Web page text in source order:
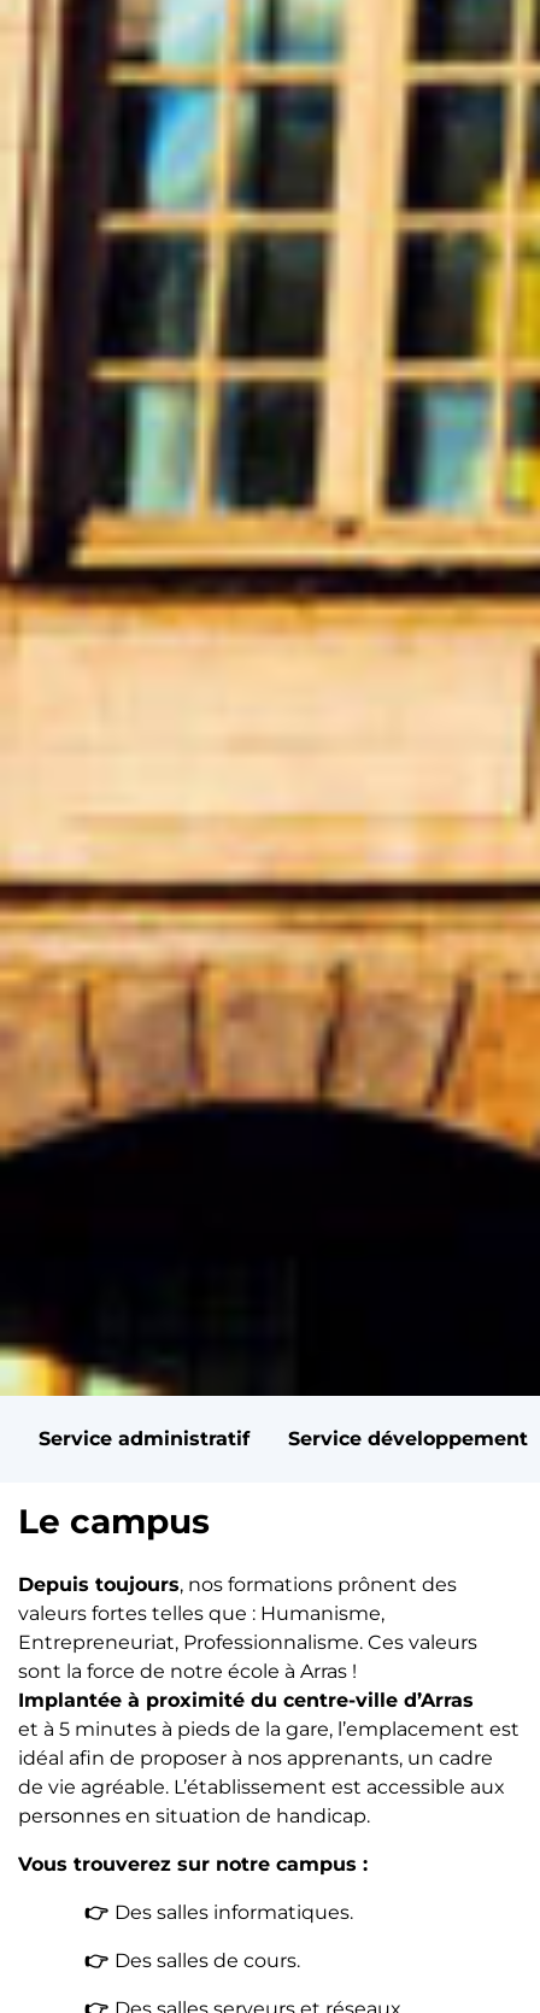
Service administratif Service développement
Le campus
Depuis toujours, nos formations prônent des
valeurs fortes telles que : Humanisme,
Entrepreneuriat, Professionnalisme. Ces valeurs
sont la force de notre école à Arras !
Implantée à proximité du centre-ville d’Arras
et à 5 minutes à pieds de la gare, l’emplacement est
idéal afin de proposer à nos apprenants, un cadre
de vie agréable. L’établissement est accessible aux
personnes en situation de handicap.
Vous trouverez sur notre campus :
👉 Des salles informatiques.
👉 Des salles de cours.